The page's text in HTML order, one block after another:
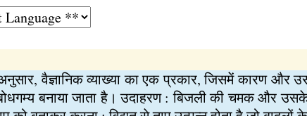
वैज्ञानिक व्याख्या का एक प्रकार, जिसमें कारण और
बनाया जाता है। उदाहरण : बिजली की चमक और